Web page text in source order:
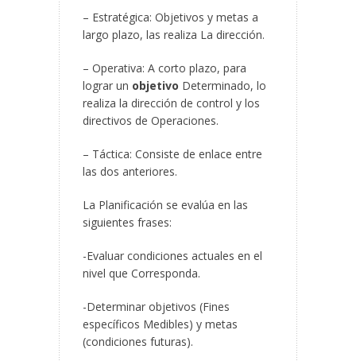
– Estratégica: Objetivos y metas a
largo plazo, las realiza La dirección.
– Operativa: A corto plazo, para
lograr un objetivo Determinado, lo
realiza la dirección de control y los
directivos de Operaciones.
– Táctica: Consiste de enlace entre
las dos anteriores.
La Planificación se evalúa en las
siguientes frases:
-Evaluar condiciones actuales en el
nivel que Corresponda.
-Determinar objetivos (Fines
específicos Medibles) y metas
(condiciones futuras).